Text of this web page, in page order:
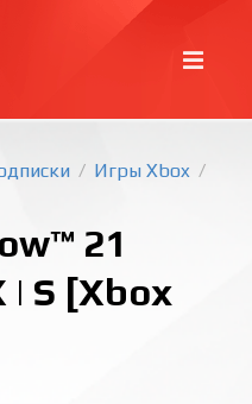
/ Игры Xbox /
21
| S [Xbox